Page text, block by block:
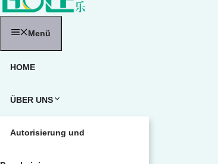
Menü
HOME
ÜBER UNS
Autorisierung und